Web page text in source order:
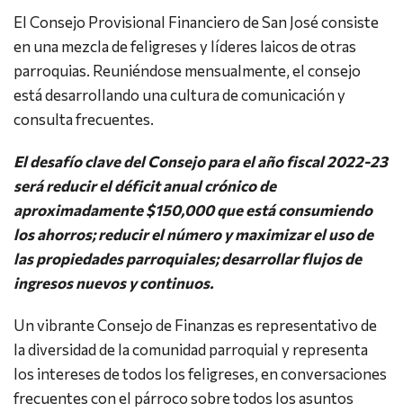
El Consejo Provisional Financiero de San José consiste
en una mezcla de feligreses y líderes laicos de otras
parroquias. Reuniéndose mensualmente, el consejo
está desarrollando una cultura de comunicación y
consulta frecuentes.
El desafío clave del Consejo para el año fiscal 2022-23
será reducir el déficit anual crónico de
aproximadamente $150,000 que está consumiendo
los ahorros; reducir el número y maximizar el uso de
las propiedades parroquiales; desarrollar flujos de
ingresos nuevos y continuos.
Un vibrante Consejo de Finanzas es representativo de
la diversidad de la comunidad parroquial y representa
los intereses de todos los feligreses, en conversaciones
frecuentes con el párroco sobre todos los asuntos